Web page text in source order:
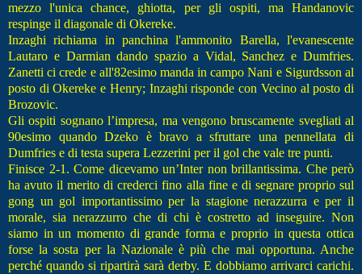
mezzo l'unica chance, ghiotta, per gli ospiti, ma Handanovic
respinge il diagonale di Okereke.
Inzaghi richiama in panchina l'ammonito Barella, l'evanescente
Lautaro e Darmian dando spazio a Vidal, Sanchez e Dumfries.
Zanetti ci crede e all'82esimo manda in campo Nani e Sigurdsson al
posto di Okereke e Henry; Inzaghi risponde con Vecino al posto di
Brozovic.
Gli ospiti sognano l’impresa, ma vengono bruscamente svegliati al
90esimo quando Dzeko è bravo a sfruttare una pennellata di
Dumfries e di testa supera Lezzerini per il gol che vale tre punti.
Finisce 2-1. Come dicevamo un’Inter non brillantissima. Che però
ha avuto il merito di crederci fino alla fine e di segnare proprio sul
gong un gol importantissimo per la stagione nerazzurra e per il
morale, sia nerazzurro che di chi è costretto ad inseguire. Non
siamo in un momento di grande forma e proprio in questa ottica
forse la sosta per la Nazionale è più che mai opportuna. Anche
perché quando si ripartirà sarà derby. E dobbiamo arrivarci carichi.